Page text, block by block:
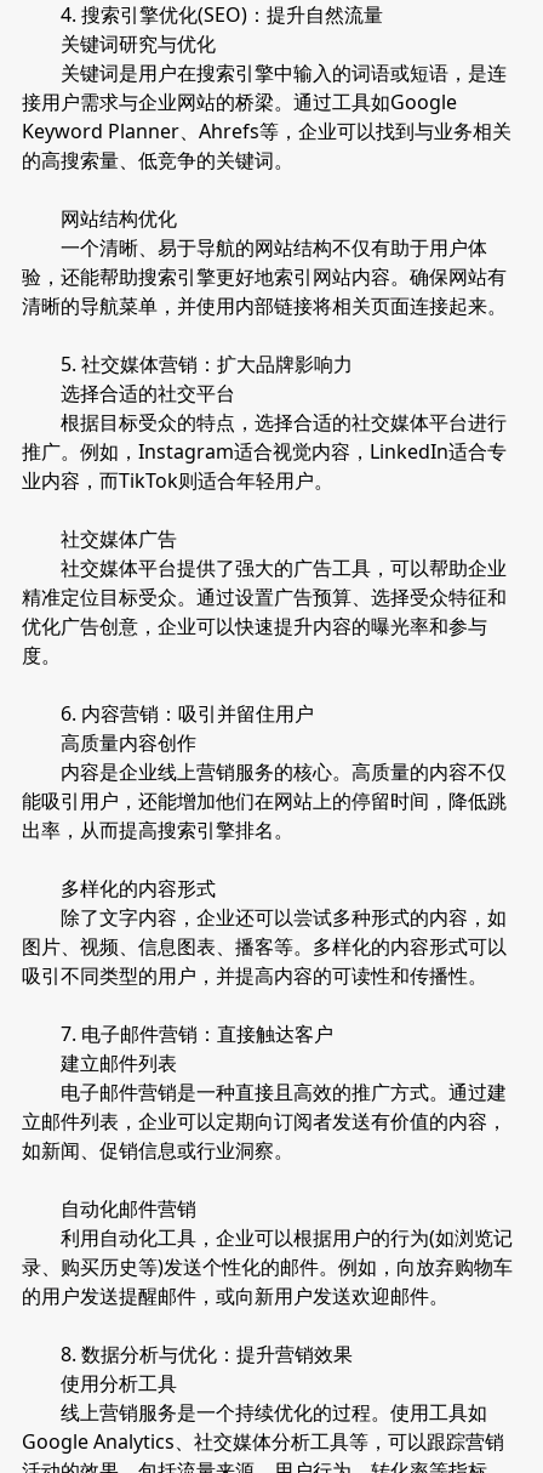
4. 搜索引擎优化(SEO)：提升自然流量
关键词研究与优化
关键词是用户在搜索引擎中输入的词语或短语，是连
接用户需求与企业网站的桥梁。通过工具如Google
Keyword Planner、Ahrefs等，企业可以找到与业务相关
的高搜索量、低竞争的关键词。
网站结构优化
一个清晰、易于导航的网站结构不仅有助于用户体
验，还能帮助搜索引擎更好地索引网站内容。确保网站有
清晰的导航菜单，并使用内部链接将相关页面连接起来。
5. 社交媒体营销：扩大品牌影响力
选择合适的社交平台
根据目标受众的特点，选择合适的社交媒体平台进行
推广。例如，Instagram适合视觉内容，LinkedIn适合专
业内容，而TikTok则适合年轻用户。
社交媒体广告
社交媒体平台提供了强大的广告工具，可以帮助企业
精准定位目标受众。通过设置广告预算、选择受众特征和
优化广告创意，企业可以快速提升内容的曝光率和参与
度。
6. 内容营销：吸引并留住用户
高质量内容创作
内容是企业线上营销服务的核心。高质量的内容不仅
能吸引用户，还能增加他们在网站上的停留时间，降低跳
出率，从而提高搜索引擎排名。
多样化的内容形式
除了文字内容，企业还可以尝试多种形式的内容，如
图片、视频、信息图表、播客等。多样化的内容形式可以
吸引不同类型的用户，并提高内容的可读性和传播性。
7. 电子邮件营销：直接触达客户
建立邮件列表
电子邮件营销是一种直接且高效的推广方式。通过建
立邮件列表，企业可以定期向订阅者发送有价值的内容，
如新闻、促销信息或行业洞察。
自动化邮件营销
利用自动化工具，企业可以根据用户的行为(如浏览记
录、购买历史等)发送个性化的邮件。例如，向放弃购物车
的用户发送提醒邮件，或向新用户发送欢迎邮件。
8. 数据分析与优化：提升营销效果
使用分析工具
线上营销服务是一个持续优化的过程。使用工具如
Google Analytics、社交媒体分析工具等，可以跟踪营销